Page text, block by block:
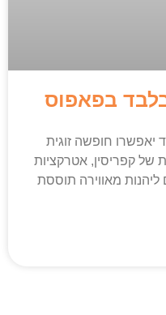
בפאפוס
יאפשרו חופשה זוגית
של קפריסין, אטרקציות
מאווירה תוססת